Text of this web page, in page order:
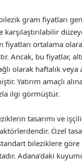
gram fiyatları
karşılaştırılabilir
fiyatları ortalama
Ancak, bu fiyatlar,
olarak haftalık veya
Yatırım amaçlı
ilgi görmüştür.
tasarımı ve
Özel
bileziklere
Adana’daki